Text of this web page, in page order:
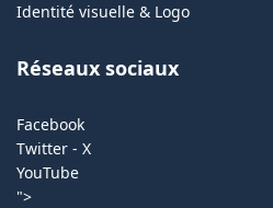
Identité visuelle & Logo
Réseaux sociaux
Facebook
Twitter - X
YouTube
">